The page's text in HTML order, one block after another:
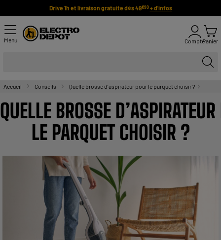
Drive 1h et livraison gratuite dès 49€90 + d'infos
Menu ComptePanier
Accueil Conseils Quelle brosse d’aspirateur pour le parquet choisir ?
QUELLE BROSSE
LE PARQUET CHOISIR ?